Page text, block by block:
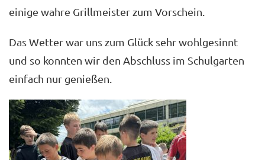
einige wahre Grillmeister zum Vorschein.
Das Wetter war uns zum Glück sehr wohlgesinnt
und so konnten wir den Abschluss im Schulgarten
einfach nur genießen.